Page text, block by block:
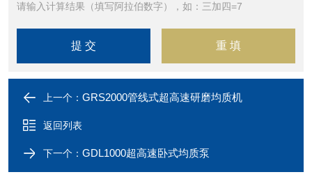
请输入计算结果（填写阿拉伯数字），如：三加四=7
上一个： GRS2000管线式超高速研磨均质机
返回列表
下一个： GDL1000超高速卧式均质泵